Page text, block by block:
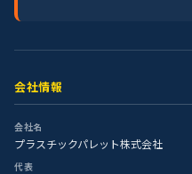
会社情報
会社名
プラスチックパレット株式会社
代表